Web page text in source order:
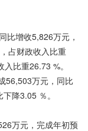
增收5,826万元，
占财政收入比重
比重26.73 %。
万元，同比
降3.05 ％。
万元，完成年初预